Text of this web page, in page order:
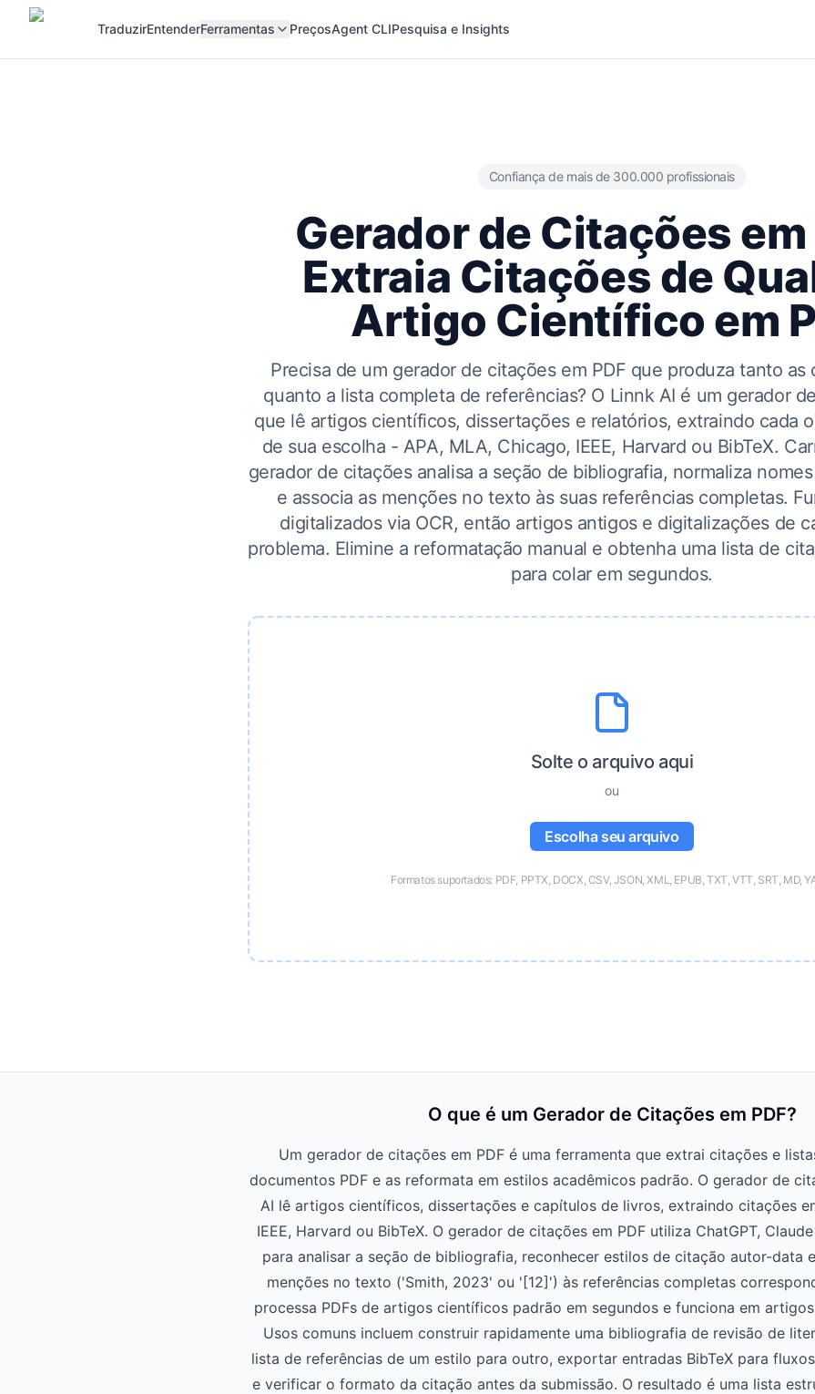
TraduzirEntenderFerramentas PreçosAgent CLIPesquisa e Insights
Confiança de mais de 300.000 profissionais
Gerador de Citações em
Extraia Citações de
Artigo Científico em
Precisa de um gerador de citações em PDF que produza tanto
quanto a lista completa de referências? O Linnk AI é um gerador
que lê artigos científicos, dissertações e relatórios, extraindo cada
de sua escolha - APA, MLA, Chicago, IEEE, Harvard ou BibTeX.
gerador de citações analisa a seção de bibliografia, normaliza
e associa as menções no texto às suas referências completas.
digitalizados via OCR, então artigos antigos e digitalizações de
problema. Elimine a reformatação manual e obtenha uma lista de
para colar em segundos.
Solte o arquivo aqui
ou
Escolha seu arquivo
Formatos suportados: PDF, PPTX, DOCX, CSV, JSON, XML, EPUB, TXT, VTT, SRT, MD,
O que é um Gerador de Citações em PDF?
Um gerador de citações em PDF é uma ferramenta que extrai citações e
documentos PDF e as reformata em estilos acadêmicos padrão. O gerador de
AI lê artigos científicos, dissertações e capítulos de livros, extraindo citações
IEEE, Harvard ou BibTeX. O gerador de citações em PDF utiliza ChatGPT,
para analisar a seção de bibliografia, reconhecer estilos de citação autor-data
menções no texto ('Smith, 2023' ou '[12]') às referências completas
processa PDFs de artigos científicos padrão em segundos e funciona em
Usos comuns incluem construir rapidamente uma bibliografia de revisão de
lista de referências de um estilo para outro, exportar entradas BibTeX para
e verificar o formato da citação antes da submissão. O resultado é uma lista